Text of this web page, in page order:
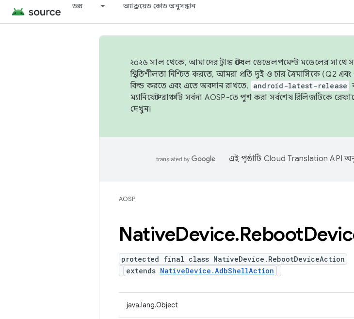
ডক্স অ্যান্ড্রয়েড কোড অনুসন্ধান
২০২৬ সাল থেকে, আমাদের ট্রাঙ্ক স্টেবল ডেভেলপমেন্ট মডেলের সাথে
স্থিতিশীলতা নিশ্চিত করতে, আমরা প্রতি দুই ও চার ত্রৈমাসিকে (Q2
বিল্ড করতে এবং এতে অবদান রাখতে,
android-latest-release
ম্যানিফেস্ট ব্রাঞ্চটি সর্বদা AOSP-তে পুশ করা সর্বশেষ রিলিজটিকে
দেখুন।
এই পৃষ্ঠাটি Cloud Translation API
AOSP
NativeDevice.Reboot
protected final class NativeDevice.RebootDeviceAction
extends NativeDevice.AdbShellAction
java.lang.Object